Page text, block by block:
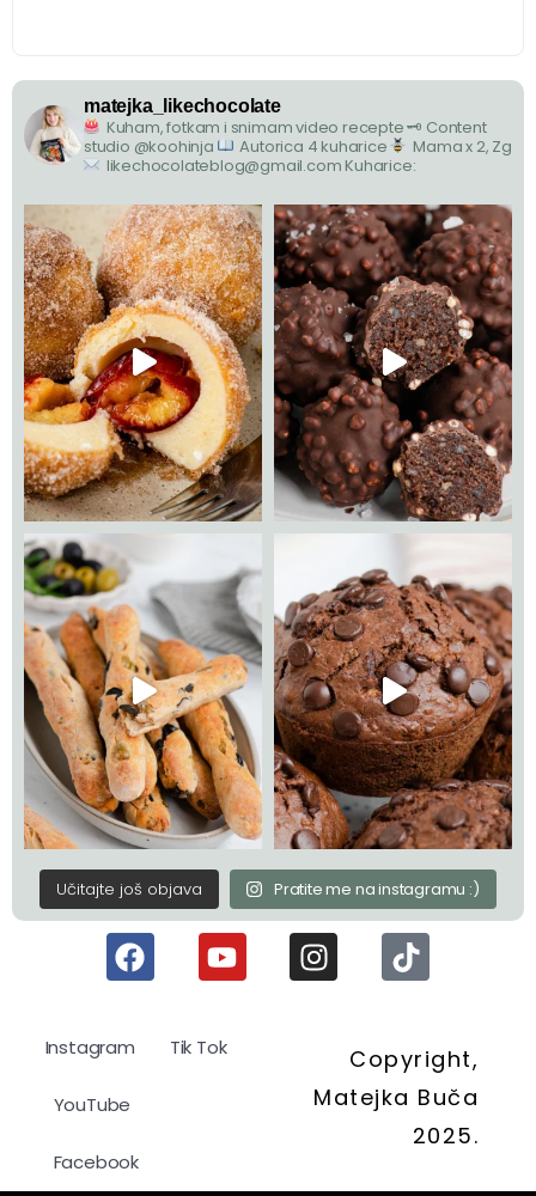
matejka_likechocolate
Kuham, fotkam i snimam video recepte🗝 Content
studio @koohinja
Autorica 4 kuharice
Mama x 2, Zg
likechocolateblog@gmail.com Kuharice:
Učitajte još objava Pratite me na instagramu :)
Instagram Tik Tok
YouTube
Facebook
Copyright,
Matejka Buča
2025.